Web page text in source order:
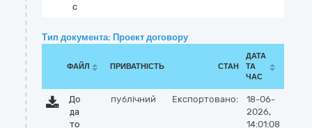
c
Тип документа: Проект договору
ФАЙЛ ПРИВАТНІСТЬ СТАН
ДАТА
ТА
ЧАС
До
да
то
публічний Експортовано:
18-06-
2026,
14:01:08